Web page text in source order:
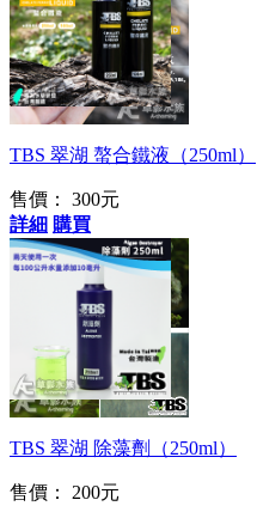
台灣最強肥料品牌!
TBS 翠湖 螯合鐵液（250ml）
售價：
300元
詳細 購買
特殊配方，可殺藍綠
藻！
TBS 翠湖 除藻劑（250ml）
售價：
200元